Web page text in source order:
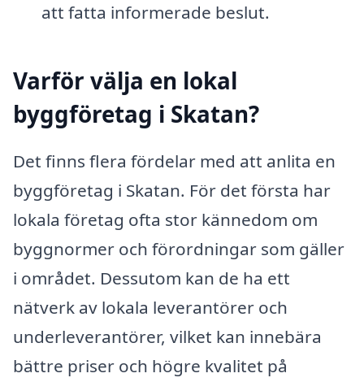
att fatta informerade beslut.
Varför välja en lokal
byggföretag i Skatan?
Det finns flera fördelar med att anlita en
byggföretag i Skatan. För det första har
lokala företag ofta stor kännedom om
byggnormer och förordningar som gäller
i området. Dessutom kan de ha ett
nätverk av lokala leverantörer och
underleverantörer, vilket kan innebära
bättre priser och högre kvalitet på